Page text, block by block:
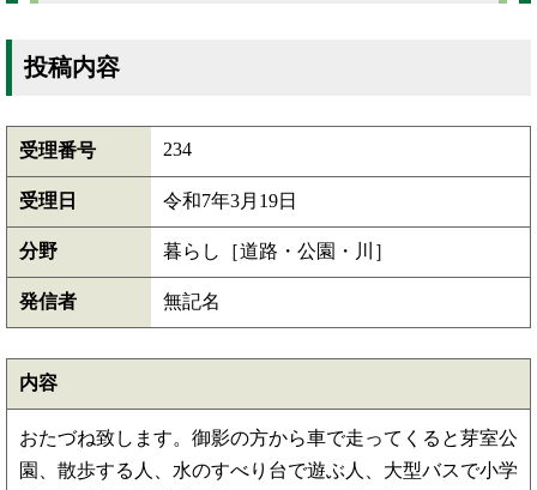
投稿内容
受理番号 234
受理日 令和7年3月19日
分野 暮らし［道路・公園・川］
発信者 無記名
内容
おたづね致します。御影の方から車で走ってくると芽室公
園、散歩する人、水のすべり台で遊ぶ人、大型バスで小学